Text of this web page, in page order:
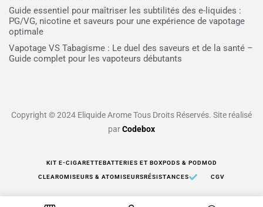
Guide essentiel pour maîtriser les subtilités des e-liquides :
PG/VG, nicotine et saveurs pour une expérience de vapotage
optimale
Vapotage VS Tabagisme : Le duel des saveurs et de la santé –
Guide complet pour les vapoteurs débutants
Copyright © 2024 Eliquide Arome Tous Droits Réservés. Site réalisé
parCodebox
KIT E-CIGARETTEBATTERIES ET BOXPODS & PODMOD
CLEAROMISEURS & ATOMISEURSRÉSISTANCES CGV